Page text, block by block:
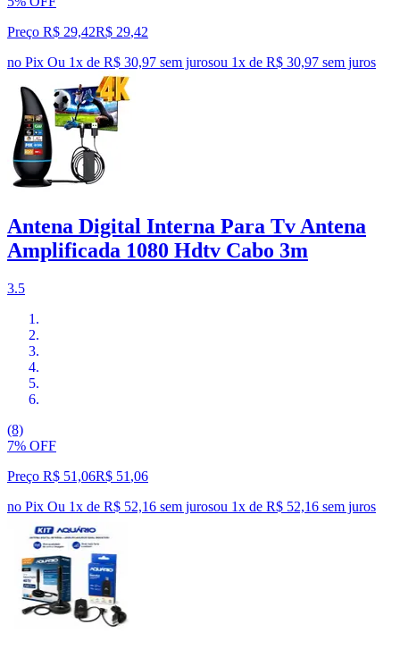
Preço R$ 29,42R$ 29,42
no Pix Ou 1x de R$ 30,97 sem jurosou 1x de R$ 30,97 sem juros
Antena Digital Interna Para Tv Antena
Amplificada 1080 Hdtv Cabo 3m
3.5
(8)
7% OFF
Preço R$ 51,06R$ 51 ,06
no Pix Ou 1x de R$ 52,16 sem jurosou 1x de R$ 52,16 sem juros